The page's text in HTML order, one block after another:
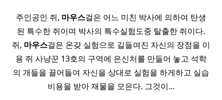
주인공인 쥐, 마우스걸은 어느 미친 박사에 의하여 탄생
된 특수한 쥐이며 박사의 특수실험도중 탈출한 쥐이다.
쥐, 마우스걸은 온갖 실험으로 길들여진 자신의 장점을 이
용 쥐 사냥꾼 13호의 구역에 은신처를 만들어 놓고 석학
의 개들을 끌어들여 자신을 상대로 실험을 하게하고 실습
비용을 받아 재물을 모은다. 그것이…